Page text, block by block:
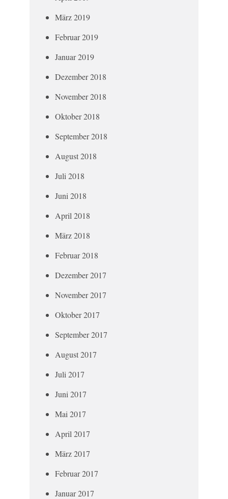
März 2019
Februar 2019
Januar 2019
Dezember 2018
November 2018
Oktober 2018
September 2018
August 2018
Juli 2018
Juni 2018
April 2018
März 2018
Februar 2018
Dezember 2017
November 2017
Oktober 2017
September 2017
August 2017
Juli 2017
Juni 2017
Mai 2017
April 2017
März 2017
Februar 2017
Januar 2017